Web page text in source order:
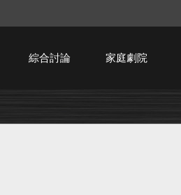
綜合討論 家庭劇院